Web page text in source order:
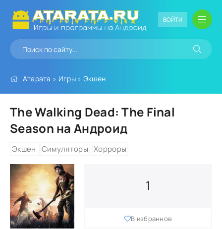
ВОЙТИ
Атарата » Игры» Экшен
The Walking Dead: The Final
Season на Андроид
Экшен Симуляторы Хорроры
1
В избранное